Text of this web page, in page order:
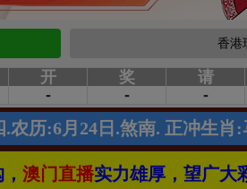
香港
澳门直播实力雄厚，望广大